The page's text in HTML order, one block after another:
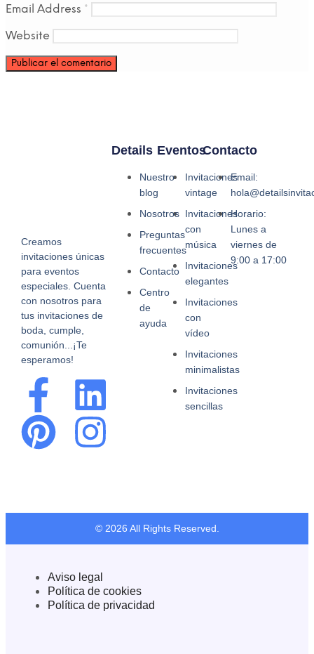
Email Address *
Website
Creamos
invitaciones únicas
para eventos
especiales. Cuenta
con nosotros para
tus invitaciones de
boda, cumple,
comunión...¡Te
esperamos!
Eventos
Invitaciones
vintage
Invitaciones
con
música
Invitaciones
elegantes
Invitaciones
con
vídeo
Invitaciones
minimalistas
Invitaciones
sencillas
Details
Nuestro
blog
Nosotros
Preguntas
frecuentes
Contacto
Centro
de
ayuda
Contacto
Email:
Horario:
Lunes a
viernes de
9:00 a 17:00
© 2026 All Rights Reserved.
Aviso legal
Política de cookies
Política de privacidad